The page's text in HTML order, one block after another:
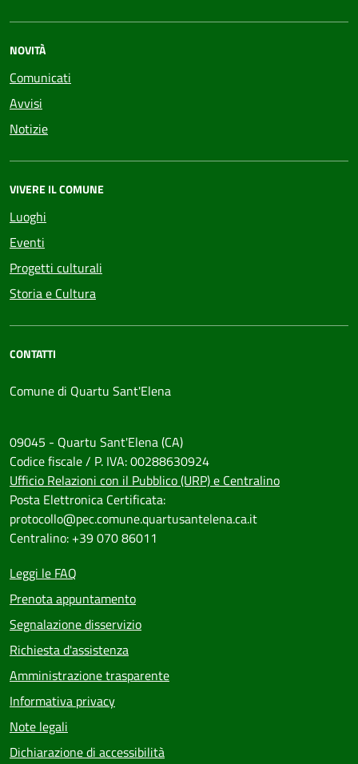
NOVITÀ
Comunicati
Avvisi
Notizie
VIVERE IL COMUNE
Luoghi
Eventi
Progetti culturali
Storia e Cultura
CONTATTI
Comune di Quartu Sant'Elena
09045 - Quartu Sant'Elena (CA)
Codice fiscale / P. IVA: 00288630924
Ufficio Relazioni con il Pubblico (URP) e Centralino
Posta Elettronica Certificata:
protocollo@pec.comune.quartusantelena.ca.it
Centralino: +39 070 86011
Leggi le FAQ
Prenota appuntamento
Segnalazione disservizio
Richiesta d'assistenza
Amministrazione trasparente
Informativa privacy
Note legali
Dichiarazione di accessibilità